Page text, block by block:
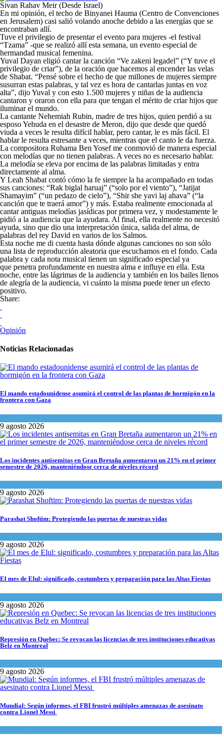
Sivan Rahav Meir (Desde Israel)
En mi opinión, el techo de Binyanei Hauma (Centro de Convenciones
en Jerusalem) casi salió volando anoche debido a las energías que se
encontraban allí.
Tuve el privilegio de presentar el evento para mujeres -el festival
“Tzama” -que se realizó allí esta semana, un evento especial de
hermandad musical femenina.
Yuval Dayan eligió cantar la canción “Ve zakeni legadel” (“Y tuve el
privilegio de criar”), de la oración que hacemos al encender las velas
de Shabat. “Pensé sobre el hecho de que millones de mujeres siempre
susurran estas palabras, y tal vez es hora de cantarlas juntas en voz
alta”, dijo Yuval y con esto 1.500 mujeres y niñas de la audiencia
cantaron y oraron con ella para que tengan el mérito de criar hijos que
iluminar el mundo.
La cantante Nehemiah Rubin, madre de tres hijos, quien perdió a su
esposo Yehuda en el desastre de Meron, dijo que desde que quedó
viuda a veces le resulta difícil hablar, pero cantar, le es más fácil. El
hablar le resulta estresante a veces, mientras que el canto le da fuerza.
La compositora Ruhama Ben Yosef me conmovió de manera especial
con melodías que no tienen palabras. A veces no es necesario hablar.
La melodía se eleva por encima de las palabras limitadas y entra
directamente al alma.
Y Leah Shabat contó cómo la fe siempre la ha acompañado en todas
sus canciones: “Rak biglal haruaj” (“solo por el viento”), “Jatijat
Shamayim” (“un pedazo de cielo”), “Shir she yavi laj ahava” (“la
canción que te traerá amor”) y más. Estaba realmente emocionada al
cantar antiguas melodías jasídicas por primera vez, y modestamente le
pidió a la audiencia que la ayudara. Al final, ella realmente no necesitó
ayuda, sino que dio una interpretación única, salida del alma, de
palabras del rey David en varios de los Salmos.
Esta noche me di cuenta hasta dónde algunas canciones no son sólo
una lista de reproducción aleatoria que escuchamos en el fondo. Cada
palabra y cada nota musical tienen un significado especial ya
que penetra profundamente en nuestra alma e influye en ella. Esta
noche, entre las lágrimas de la audiencia y también en los bailes llenos
de alegría de la audiencia, vi cuánto la misma puede tener un efecto
positivo.
Share:
Opinión
Noticias Relacionadas
El mando estadounidense asumirá el control de las plantas de hormigón en la
frontera con Gaza
9 agosto 2026
Los incidentes antisemitas en Gran Bretaña aumentaron un 21% en el primer
semestre de 2026, manteniéndose cerca de niveles récord
9 agosto 2026
Parashat Shoftim: Protegiendo las puertas de nuestras vidas
9 agosto 2026
El mes de Elul: significado, costumbres y preparación para las Altas Fiestas
9 agosto 2026
Represión en Quebec: Se revocan las licencias de tres instituciones educativas
Belz en Montreal
9 agosto 2026
Mundial: Según informes, el FBI frustró múltiples amenazas de asesinato
contra Lionel Messi